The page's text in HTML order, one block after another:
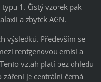
1. Čistý vzorek pak
a zbytek AGN.
výsledků. Především se
rentgenovou emisí a
vztah platí bez ohledu
je centrální černá